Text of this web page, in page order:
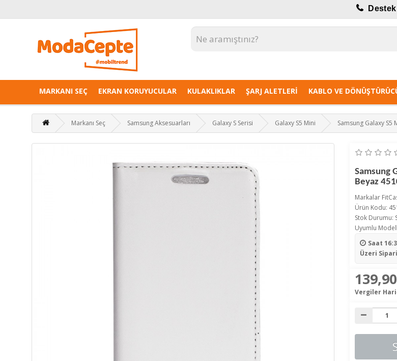
Destek
MARKANI SEÇ EKRAN KORUYUCULAR KULAKLIKLAR ŞARJ ALETLERI KABLO VE
Markanı Seç Samsung Aksesuarları Galaxy S Serisi Galaxy S5 Mini Samsung Galaxy S5
Samsung
Beyaz
Markalar
Ürün Kodu:
Stok Durumu:
Uyumlu
Saat
Üzeri
Vergiler